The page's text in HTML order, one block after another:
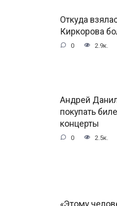
Откуда
Киркорова
0 2.9к.
Андрей
покупать
концерты
0 2.5к.
«Этому